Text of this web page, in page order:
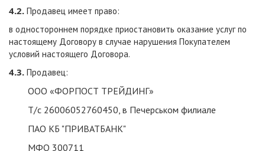
4.2. Продавец имеет право:
в одностороннем порядке приостановить оказание услуг по
настоящему Договору в случае нарушения Покупателем
условий настоящего Договора.
4.3. Продавец:
ООО «ФОРПОСТ ТРЕЙДИНГ»
Т/с 26006052760450, в Печерськом филиале
ПАО КБ "ПРИВАТБАНК"
МФО 300711